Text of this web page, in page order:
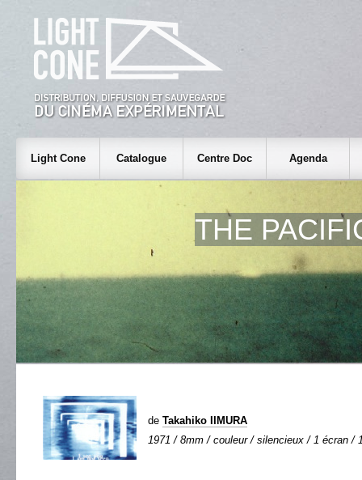
Light Cone Catalogue Centre Doc Agenda
THE
de Takahiko IIMURA
1971 / 8mm / couleur / silencieux / 1 écran /